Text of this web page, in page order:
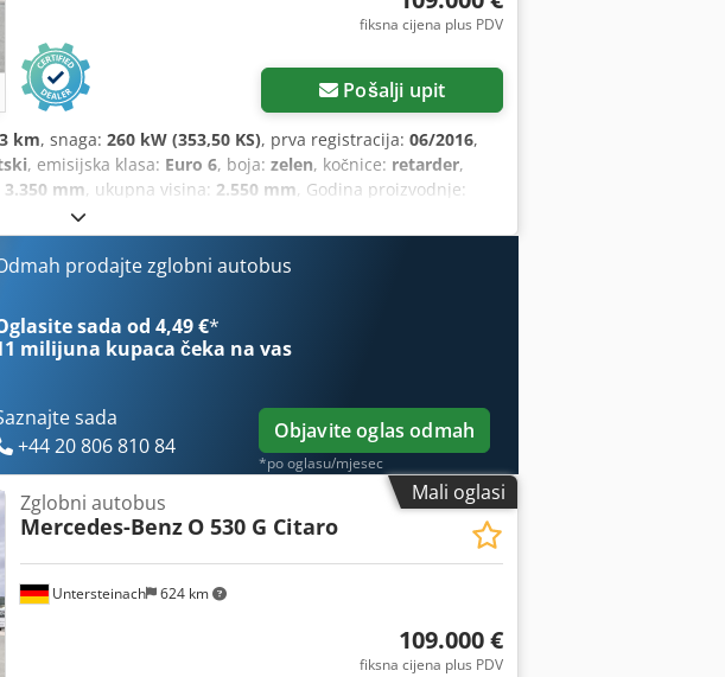
fiksna cijena plus PDV
Pošalji upit
km, snaga: 260 kW (353,50 KS), prva registracija: 06/2016,
, emisijska klasa: Euro 6, boja: zelen, kočnice: retarder,
3.350 mm, ukupna visina: 2.550 mm, Godina proizvodnje:
proklizavanja, servo upravljač, tempomat
prodajte zglobni autobus
sada od 4,49 €*
milijuna kupaca čeka na vas
sada
+44 20 806 810 84
Objavite oglas odmah
*po oglasu/mjesec
Mali oglasi
Untersteinach 624 km
Zglobni autobus
Mercedes-Benz O 530 G Citaro
109.000 €
fiksna cijena plus PDV